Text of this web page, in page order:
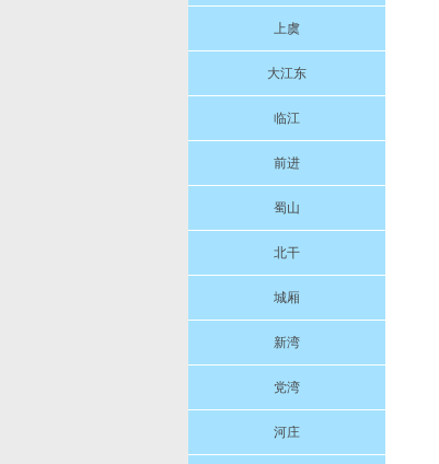
上虞
大江东
临江
前进
蜀山
北干
城厢
新湾
党湾
河庄